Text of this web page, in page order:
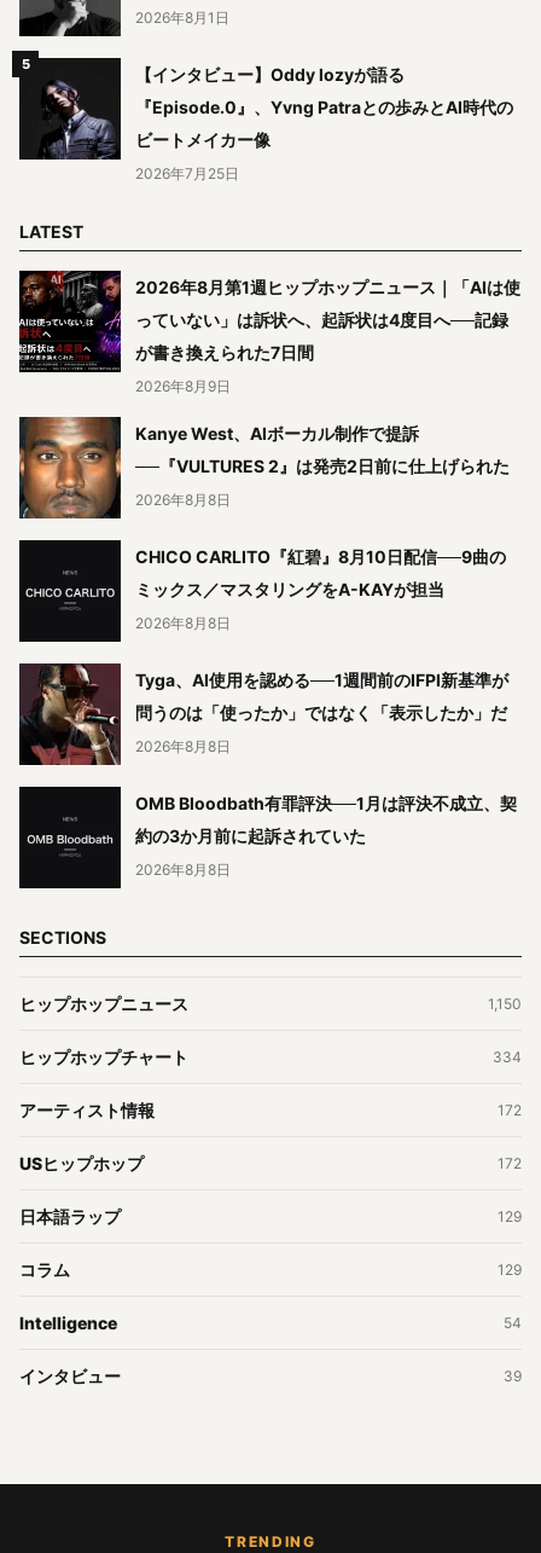
2026年8月1日
【インタビュー】Oddy lozyが語る
『Episode.0』、Yvng Patraとの歩みとAI時代の
ビートメイカー像
2026年7月25日
LATEST
2026年8月第1週ヒップホップニュース｜「AIは使
っていない」は訴状へ、起訴状は4度目へ──記録
が書き換えられた7日間
2026年8月9日
Kanye West、AIボーカル制作で提訴
──『VULTURES 2』は発売2日前に仕上げられた
2026年8月8日
CHICO CARLITO『紅碧』8月10日配信──9曲の
ミックス／マスタリングをA-KAYが担当
2026年8月8日
Tyga、AI使用を認める──1週間前のIFPI新基準が
問うのは「使ったか」ではなく「表示したか」だ
2026年8月8日
OMB Bloodbath有罪評決──1月は評決不成立、契
約の3か月前に起訴されていた
2026年8月8日
SECTIONS
ヒップホップニュース 1,150
ヒップホップチャート 334
アーティスト情報 172
USヒップホップ 172
日本語ラップ 129
コラム 129
Intelligence 54
インタビュー 39
TRENDING